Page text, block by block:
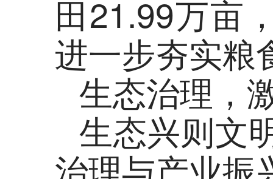
田21.99万亩
进一步夯实粮
生态治理，
生态兴则文
治理与产业振